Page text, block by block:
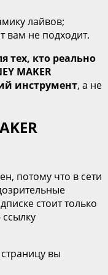
лайвов;
вам не подходит.
тех, кто реально
MAKER
инструмент, а не
потому что в сети
стоит только
вы